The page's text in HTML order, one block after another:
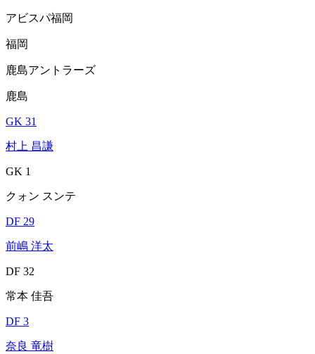
アビスパ福岡
福岡
鹿島アントラーズ
鹿島
GK 31
村上 昌謙
GK 1
クォン スンテ
DF 29
前嶋 洋太
DF 32
常本 佳吾
DF 3
奈良 竜樹